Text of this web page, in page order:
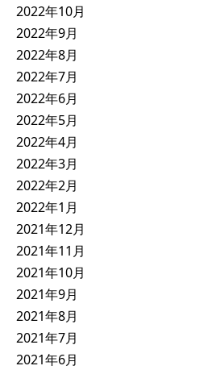
2022年10月
2022年9月
2022年8月
2022年7月
2022年6月
2022年5月
2022年4月
2022年3月
2022年2月
2022年1月
2021年12月
2021年11月
2021年10月
2021年9月
2021年8月
2021年7月
2021年6月